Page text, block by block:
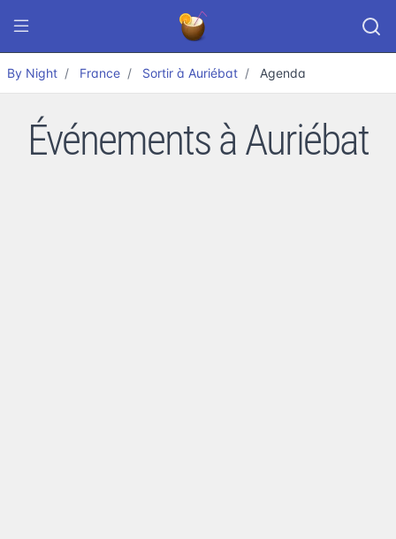
By Night France Sortir à Auriébat Agenda
Événements à Auriébat